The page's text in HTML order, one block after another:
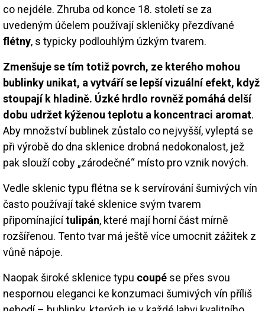
co nejdéle. Zhruba od konce 18. století se za
uvedeným účelem používají skleničky přezdívané
flétny, s typicky podlouhlým úzkým tvarem.
Zmenšuje se tím totiž povrch, ze kterého mohou
bublinky unikat, a vytváří se lepší vizuální efekt, když
stoupají k hladině. Úzké hrdlo rovněž pomáhá delší
dobu udržet kýženou teplotu a koncentraci aromat.
Aby množství bublinek zůstalo co nejvyšší, vyleptá se
při výrobě do dna sklenice drobná nedokonalost, jež
pak slouží coby „zárodečné“ místo pro vznik nových.
Vedle sklenic typu flétna se k servírování šumivých vín
často používají také sklenice svým tvarem
připomínajícítulipán, které mají horní část mírně
rozšířenou. Tento tvar má ještě více umocnit zážitek z
vůně nápoje.
Naopak široké sklenice typu coupé se přes svou
nespornou eleganci ke konzumaci šumivých vín příliš